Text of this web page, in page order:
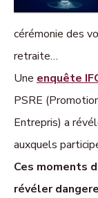
cérémonie des
retraite…
Une enquête
PSRE
Entrepris) a
auxquels
Ces moments
révéler